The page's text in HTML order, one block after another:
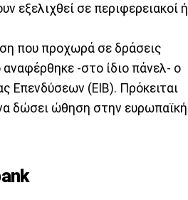
εξελιχθεί σε περιφερειακοί ή
που προχωρά σε δράσεις
-στο ίδιο πάνελ- ο
Επενδύσεων (ΕΙΒ). Πρόκειται
δώσει ώθηση στην ευρωπαϊκή